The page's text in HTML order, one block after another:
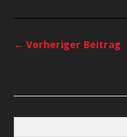
← Vorheriger Beitrag